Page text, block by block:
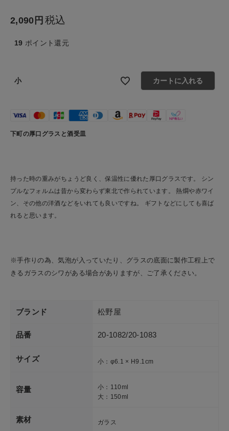
CONTENTS
特集
お問い合わせ
ショップリスト
2,090 税込
19 ポイント還元
小 カートに入れる
下町の厚口グラスと酒受皿
持った時の重みがちょうど良く、保温性に優れた厚口グラスです。 シン
プルなフォルムは昔から変わらず東北で作られています。 熱燗や赤ワイ
ン、その他の洋酒などをいれても良いですね。 ギフトなどにしても喜ば
れると思います。
※手作りの為、気泡が入っていたり、グラスの底面に製作工程上で
きるガラスのシワがある場合がありますが、ご了承ください。
ブランド 松野屋
品番 20-1082/20-1083
サイズ 小：φ6.1 × H9.1cm
容量
小：110ml
大：150ml
素材 ガラス